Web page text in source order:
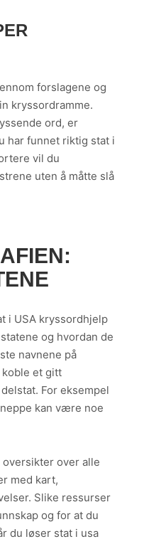
forslagene og
kryssordramme.
ord, er
har funnet riktig stat i
vil du
uten å måtte slå
i USA kryssordhjelp
og hvordan de
navnene på
et gitt
For eksempel
kan være noe
over alle
med kart,
Slike ressurser
og for at du
du løser stat i usa